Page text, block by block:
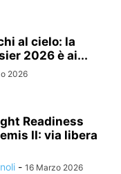
al cielo: la
2026 è ai...
2026
Readiness
II: via libera
- 16 Marzo 2026